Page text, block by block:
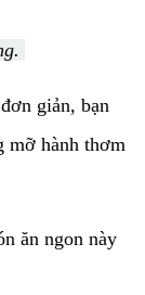
giản, bạn
mỡ hành thơm
ăn ngon này